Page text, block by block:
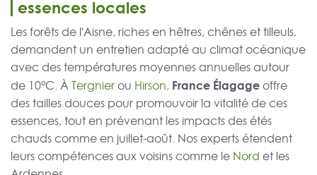
essences locales
Les forêts de l'Aisne, riches en hêtres, chênes et tilleuls,
demandent un entretien adapté au climat océanique
avec des températures moyennes annuelles autour
de 10°C. ÀTergnierou Hirson, France Élagageoffre
des tailles douces pour promouvoir la vitalité de ces
essences, tout en prévenant les impacts des étés
chauds comme en juillet-août. Nos experts étendent
leurs compétences aux voisins comme le Nord et les